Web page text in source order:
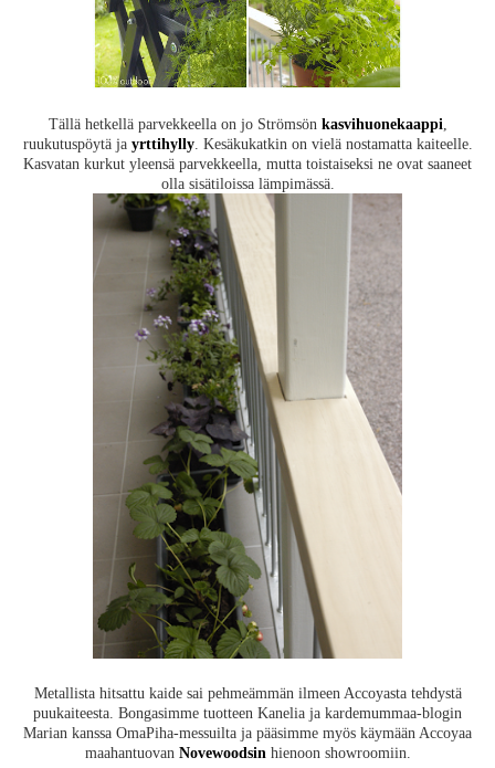
Tällä hetkellä parvekkeella on jo Strömsön kasvihuonekaappi
ruukutuspöytä ja yrttihylly. Kesäkukatkin on vielä nostamatta kaiteelle.
Kasvatan kurkut yleensä parvekkeella, mutta toistaiseksi ne ovat saaneet
olla sisätiloissa lämpimässä.
Metallista hitsattu kaide sai pehmeämmän ilmeen Accoyasta tehdystä
puukaiteesta. Bongasimme tuotteen Kanelia ja kardemummaa-blogin
Marian kanssa OmaPiha-messuilta ja pääsimme myös käymään Accoyaa
maahantuovan Novewoodsinhienoon showroomiin.